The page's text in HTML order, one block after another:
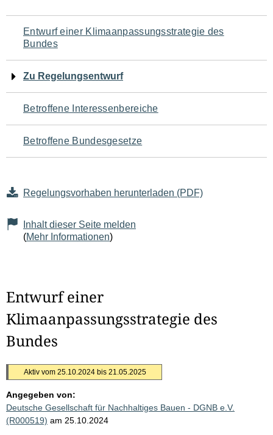
Navigation
für
den
Seiteninhalt
Entwurf einer Klimaanpassungsstrategie des
Bundes
Zu Regelungsentwurf
Betroffene Interessenbereiche
Betroffene Bundesgesetze
Regelungsvorhaben herunterladen (PDF)
Inhalt dieser Seite melden
(Mehr Informationen)
Entwurf einer
Klimaanpassungsstrategie des
Bundes
Aktiv vom 25.10.2024 bis 21.05.2025
Angegeben von:
Deutsche Gesellschaft für Nachhaltiges Bauen - DGNB e.V.
(R000519) am 25.10.2024